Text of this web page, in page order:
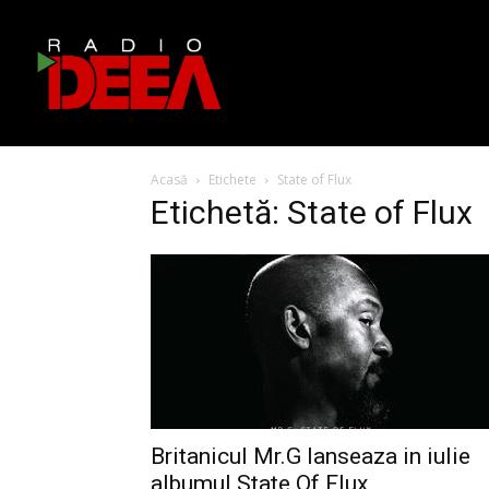
Acasă Etichete State of Flux
Etichetă: State of Flux
Britanicul Mr.G lanseaza in iulie